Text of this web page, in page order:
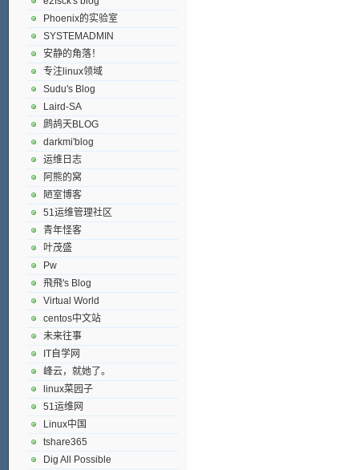
Phoenix的实验室
SYSTEMADMIN
安静的角落！
专注linux领域
Sudu's Blog
Laird-SA
鹧鸪天BLOG
darkmi'blog
运维日志
阿熊的窝
陋室博客
51运维管理社区
青年怪客
叶茂盛
Pw
飛飛's Blog
Virtual World
centos中文站
未来往事
IT自学网
峰云，就她了。
linux菜园子
51运维网
Linux中国
tshare365
Dig All Possible